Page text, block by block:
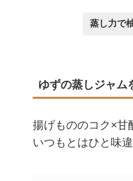
蒸し力で
ゆずの蒸しジャム
揚げもののコク×甘
いつもとはひと味